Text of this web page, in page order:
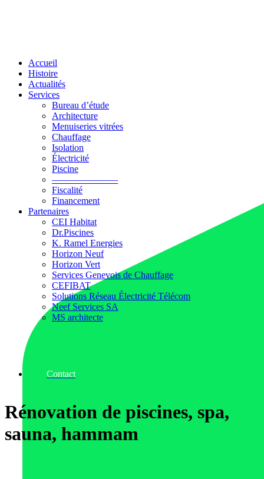
Accueil
Histoire
Actualités
Services
Bureau d’étude
Architecture
Menuiseries vitrées
Chauffage
Isolation
Électricité
Piscine
––––––––––––––
Fiscalité
Financement
Partenaires
CEI Habitat
Dr.Piscines
K. Ramel Energies
Horizon Neuf
Horizon Vert
Services Genevois de Chauffage
CEFIBAT
Solutions Réseau Électricité Télécom
Neef Services SA
MS architecte
Contact
Rénovation de piscines, spa,
sauna, hammam